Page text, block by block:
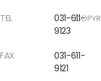
TEL
031-611-
9123
FAX
031-611-
9121